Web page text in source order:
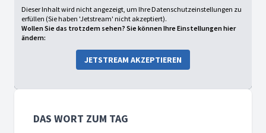
Dieser Inhalt wird nicht angezeigt, um Ihre Datenschutzeinstellungen zu
erfüllen (Sie haben 'Jetstream' nicht akzeptiert).
Wollen Sie das trotzdem sehen? Sie können Ihre Einstellungen hier
ändern:
JETSTREAM AKZEPTIEREN
DAS WORT ZUM TAG